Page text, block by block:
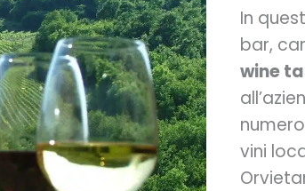
In
bar,
wine
vini